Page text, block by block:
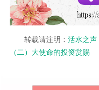
转载请注明： 活水之声
（二）大使命的投资赏赐